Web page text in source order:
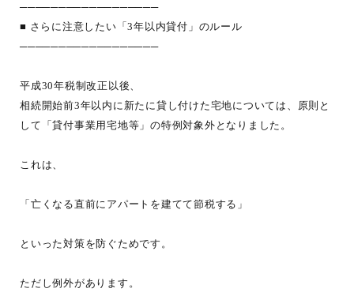
──────────────────
■ さらに注意したい「3年以内貸付」のルール
──────────────────
平成30年税制改正以後、
相続開始前3年以内に新たに貸し付けた宅地については、原則と
して「貸付事業用宅地等」の特例対象外となりました。
これは、
「亡くなる直前にアパートを建てて節税する」
といった対策を防ぐためです。
ただし例外があります。